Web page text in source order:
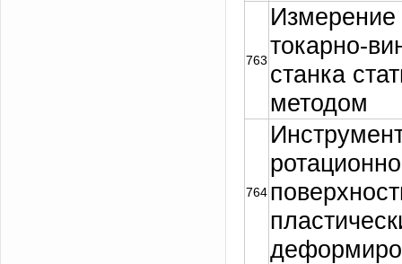
763
Измерение
токарно-
станка
методом
764